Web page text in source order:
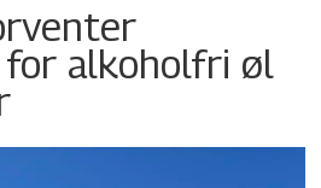
for alkoholfri øl